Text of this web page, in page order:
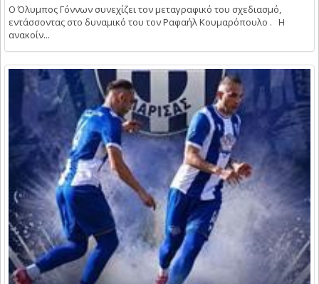
Ο Όλυμπος Γόννων συνεχίζει τον μεταγραφικό του σχεδιασμό,
εντάσσοντας στο δυναμικό του τον Ραφαήλ Κουμαρόπουλο . Η
ανακοίν...